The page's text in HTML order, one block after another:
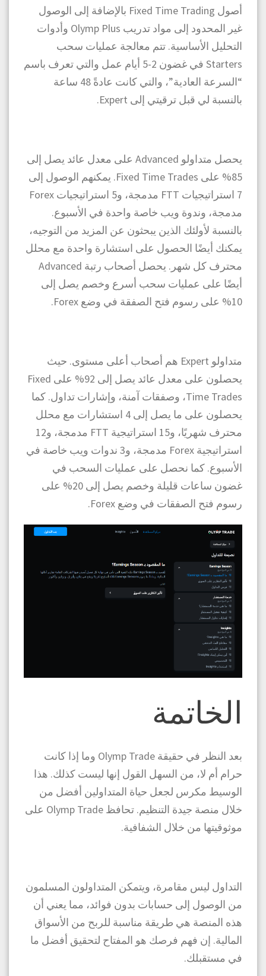
أصول Fixed Time Trading بالإضافة إلى الوصول
غير المحدود إلى مواد تدريب Olymp Plus وأدوات
التحليل الأساسية. تتم معالجة عمليات سحب
Starters في غضون 2-5 أيام عمل والتي تعرف باسم
“السرعة العادية”، والتي كانت عادةً 48 ساعة
بالنسبة لي قبل ترقيتي إلى Expert.
يحصل متداولو Advanced على معدل عائد يصل إلى
85% على Fixed Time Trades. يمكنهم الوصول إلى
7 استراتيجيات FTT مدمجة، و5 استراتيجيات Forex
مدمجة، وندوة ويب خاصة واحدة في الأسبوع.
بالنسبة لأولئك الذين يبحثون عن المزيد من التوجيه،
يمكنك أيضًا الحصول على استشارة واحدة مع محلل
محترف كل شهر. يحصل أصحاب رتبة Advanced
أيضًا على عمليات سحب أسرع وخصم يصل إلى
10% على رسوم فتح الصفقة في وضع Forex.
متداولو Expert هم أصحاب أعلى مستوى. حيث
يحصلون على معدل عائد يصل إلى 92% على Fixed
Time Trades، وصفقات آمنة، وإشارات تداول. كما
يحصلون على ما يصل إلى 4 استشارات مع محلل
محترف شهريًا، و15 استراتيجية FTT مدمجة، و12
استراتيجية Forex مدمجة، و3 ندوات ويب خاصة في
الأسبوع. كما نحصل على عمليات السحب في
غضون ساعات قليلة وخصم يصل إلى 20% على
رسوم فتح الصفقات في وضع Forex.
الخاتمة
بعد النظر في حقيقة Olymp Trade وما إذا كانت
حرام أم لا، من السهل القول إنها ليست كذلك. هذا
الوسيط مكرس لجعل حياة المتداولين أفضل من
خلال منصة جيدة التنظيم. تحافظ Olymp Trade على
موثوقيتها من خلال الشفافية.
التداول ليس مقامرة، ويتمكن المتداولون المسلمون
من الوصول إلى حسابات بدون فوائد، مما يعني أن
هذه المنصة هي طريقة مناسبة للربح من الأسواق
المالية. إن فهم فرصك هو المفتاح لتحقيق أفضل ما
في مستقبلك.